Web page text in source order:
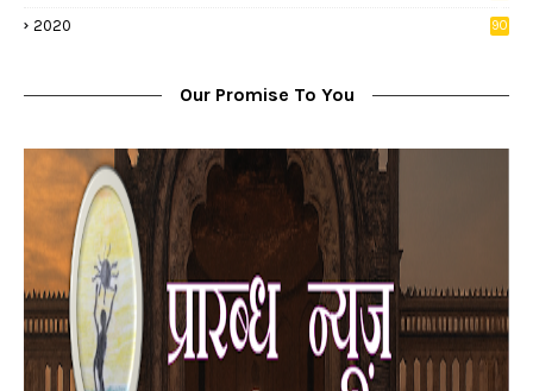
2020
90
Our Promise To You